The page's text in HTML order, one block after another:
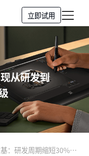
立即试用
从研发到
：研发周期缩短30%，